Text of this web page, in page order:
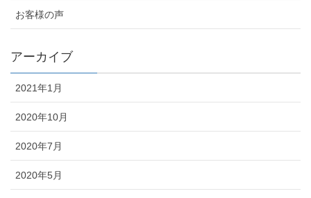
お客様の声
アーカイブ
2021年1月
2020年10月
2020年7月
2020年5月